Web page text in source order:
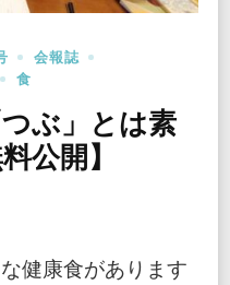
会報誌
食
ぶ」とは素
公開】
健康食があります